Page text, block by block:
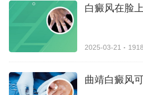
白癜风在脸
2025-03-21
曲靖白癜风